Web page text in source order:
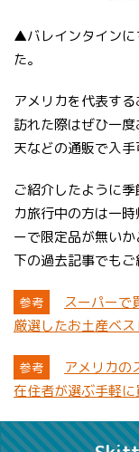
▲バレインタインに
た。
アメリカを代表す
訪れた際はぜひ一
天などの通販で入手
ご紹介したように
カ旅行中の方は一
ーで限定品が無い
下の過去記事でもご
参考
スーパーで
厳選したお土産ベス
参考
アメリカの
在住者が選ぶ手軽に